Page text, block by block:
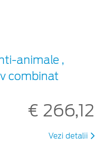
animale ,
combinat
€ 266,12
Vezi detalii